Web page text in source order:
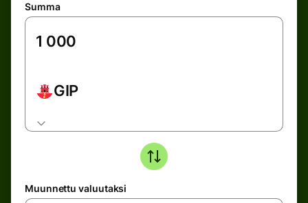
Summa
GIP
Muunnettu valuutaksi